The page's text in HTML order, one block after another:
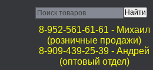
8-952-561-61-61 - Михаил
(розничные продажи)
8-909-439-25-39 - Андрей
(оптовый отдел)